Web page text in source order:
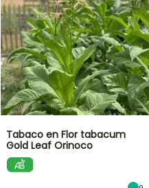
Tabaco en Flor tabacum
Gold Leaf Orinoco